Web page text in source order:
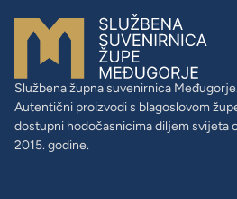
Službena župna suvenirnica Međugorje.
Autentični proizvodi s blagoslovom
dostupni hodočasnicima diljem svijeta
2015. godine.